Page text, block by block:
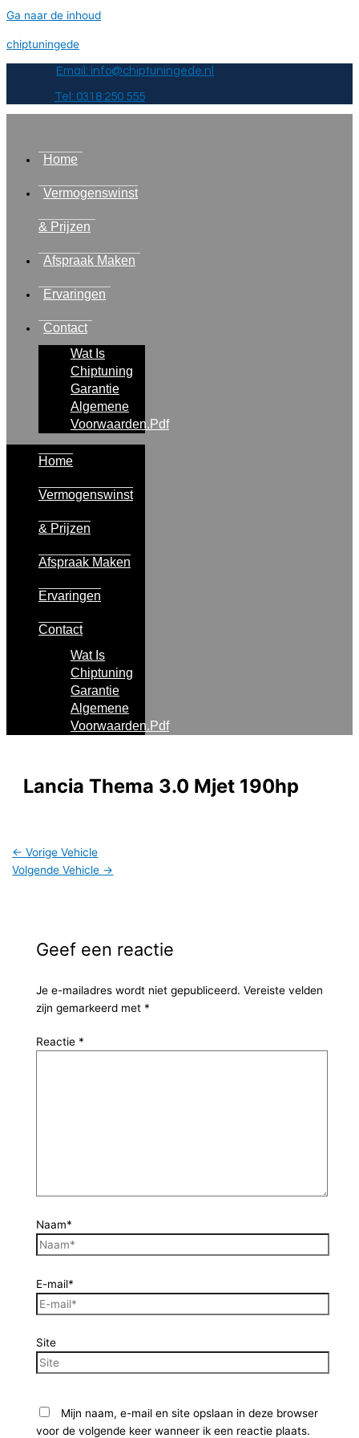
Ga naar de inhoud
chiptuningede
Email: info@chiptuningede.nl
Tel: 0318 250 555
Home
Vermogenswinst
& Prijzen
Afspraak Maken
Ervaringen
Contact
Wat Is
Chiptuning
Garantie
Algemene
Voorwaarden.pdf
Home
Vermogenswinst
& Prijzen
Afspraak Maken
Ervaringen
Contact
Wat Is
Chiptuning
Garantie
Algemene
Voorwaarden.pdf
Lancia Thema 3.0 Mjet 190hp
← Vorige Vehicle
Volgende Vehicle →
Geef een reactie
Je e-mailadres wordt niet gepubliceerd. Vereiste velden
zijn gemarkeerd met *
Reactie *
Naam*
E-mail*
Site
Mijn naam, e-mail en site opslaan in deze browser
voor de volgende keer wanneer ik een reactie plaats.